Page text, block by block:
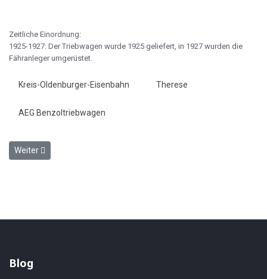
Zeitliche Einordnung:
1925-1927: Der Triebwagen wurde 1925 geliefert, in 1927 wurden die
Fähranleger umgerüstet.
Kreis-Oldenburger-Eisenbahn Therese
AEG Benzoltriebwagen
Nächster Beitrag: KOE VT 2 - Gepäcktriebwagen 3-achsig
Weiter
Blog